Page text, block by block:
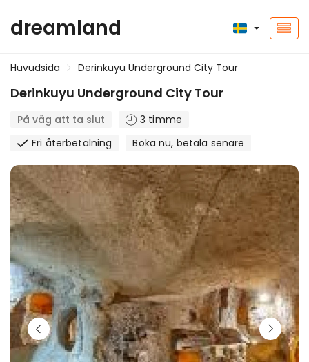
dreamland
Huvudsida Derinkuyu Underground City Tour
Derinkuyu Underground City Tour
På väg att ta slut
3 timme
Fri återbetalning
Boka nu, betala senare